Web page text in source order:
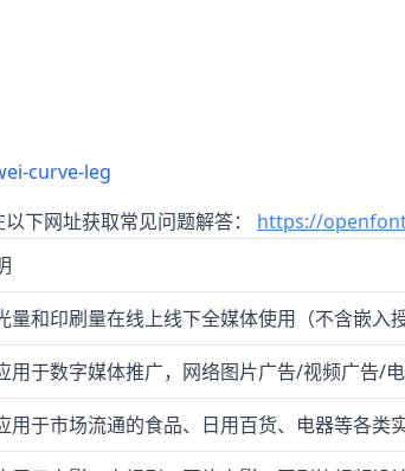
curve-leg
下网址获取常见问题解答： https://
量和印刷量在线上线下全媒体使用（不含嵌入授
用于数字媒体推广，网络图片广告/视频广告/
用于市场流通的食品、日用百货、电器等各类